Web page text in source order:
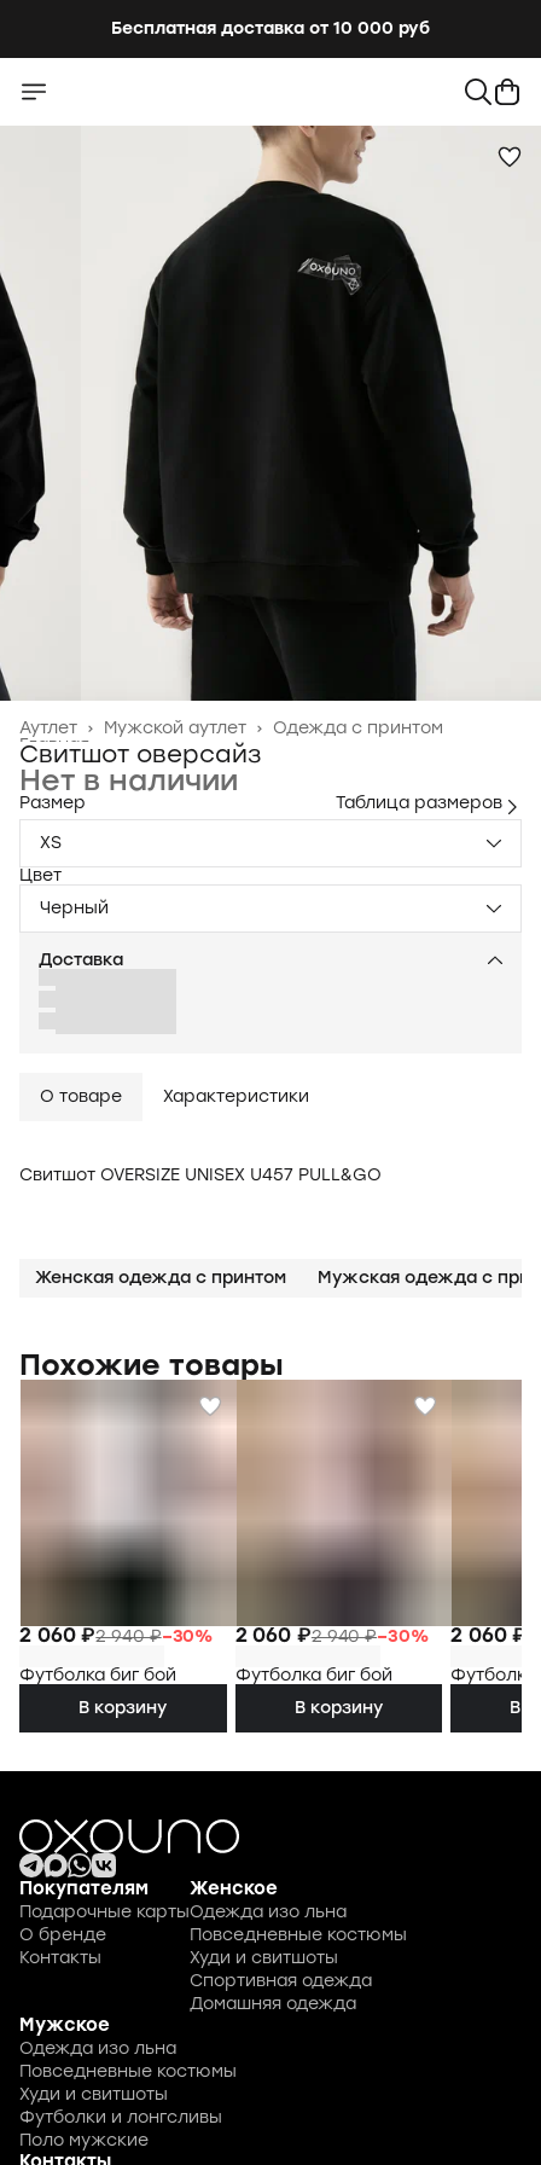
Бесплатная доставка от 10 000 руб
Одежда с принтом
Мужской аутлет ›
Аутлет ›
Главная ›
Свитшот оверсайз
Нет в наличии
Размер
Таблица размеров
XS
Цвет
Черный
Доставка
О товаре Характеристики
Свитшот OVERSIZE UNISEX U457 PULL&GO
Женская одежда с принтом Мужская одежда с
Похожие товары
2 060 ₽2 940 ₽−30%
Футболка биг бой
В корзину
2 060 ₽2 940 ₽−30%
Футболка биг бой
В корзину
2 060 ₽
Футболка
В
Покупателям
Подарочные карты
О бренде
Контакты
Женское
Одежда изо льна
Повседневные костюмы
Худи и свитшоты
Спортивная одежда
Домашняя одежда
Мужское
Одежда изо льна
Повседневные костюмы
Худи и свитшоты
Футболки и лонгсливы
Поло мужские